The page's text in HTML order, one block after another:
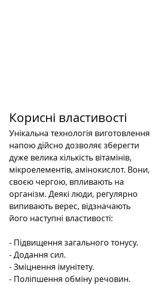
Корисні властивості
Унікальна технологія виготовлення
напою дійсно дозволяє зберегти
дуже велика кількість вітамінів,
мікроелементів, амінокислот. Вони,
своєю чергою, впливають на
організм. Деякі люди, регулярно
випивають верес, відзначають
його наступні властивості:
- Підвищення загального тонусу.
- Додання сил.
- Зміцнення імунітету.
- Поліпшення обміну речовин.